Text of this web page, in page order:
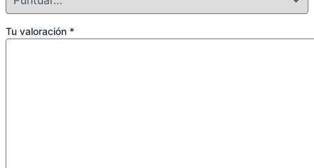
Tu valoración *